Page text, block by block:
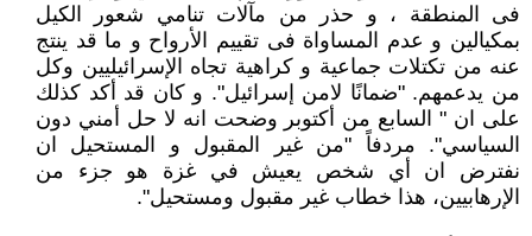
فى المنطقة ، و حذر من مآلات تنامي شعور الكيل
بمكيالين و عدم المساواة فى تقييم الأرواح و ما قد ينتج
عنه من تكتلات جماعية و كراهية تجاه الإسرائيليين وكل
من يدعمهم. "ضمانًا لامن إسرائيل". و كان قد أكد كذلك
على ان " السابع من أكتوبر وضحت انه لا حل أمني دون
السياسي". مردفاً "من غير المقبول و المستحيل ان
نفترض ان أي شخص يعيش في غزة هو جزء من
الإرهابيين، هذا خطاب غير مقبول ومستحيل".